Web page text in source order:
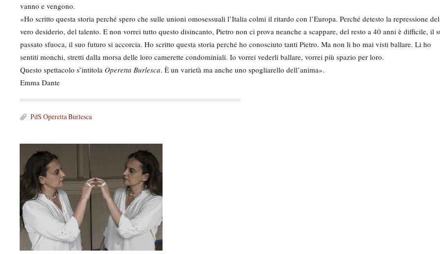
vanno e vengono.
«Ho scritto questa storia perché spero che sulle unioni omosessuali l’Italia colmi il ritardo con l’Europa. Perché detesto la repressione del
vero desiderio, del talento. E non vorrei tutto questo disincanto, Pietro non ci prova neanche a scappare, del resto a 40 anni è difficile, il
passato sfuoca, il suo futuro si accorcia. Ho scritto questa storia perché ho conosciuto tanti Pietro. Ma non li ho mai visti ballare. Li ho
sentiti monchi, stretti dalla morsa delle loro camerette condominiali. Io vorrei vederli ballare, vorrei più spazio per loro.
Questo spettacolo s’intitola Operetta Burlesca. È un varietà ma anche uno spogliarello dell’anima».
Emma Dante
i
e
l
e
g
a
t
PdS Operetta Burlesca
e
d
i
a
g
a